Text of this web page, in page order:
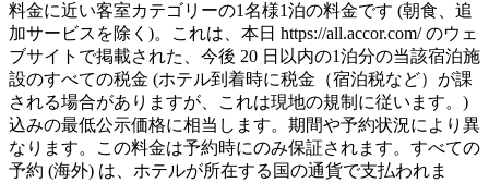
料金に近い客室カテゴリーの1名様1泊の料金です (朝食、追
加サービスを除く)。これは、本日 https://all.accor.com/ のウェ
ブサイトで掲載された、今後 20 日以内の1泊分の当該宿泊施
設のすべての税金 (ホテル到着時に税金（宿泊税など）が課
される場合がありますが、これは現地の規制に従います。)
込みの最低公示価格に相当します。期間や予約状況により異
なります。この料金は予約時にのみ保証されます。すべての
予約 (海外) は、ホテルが所在する国の通貨で支払われま